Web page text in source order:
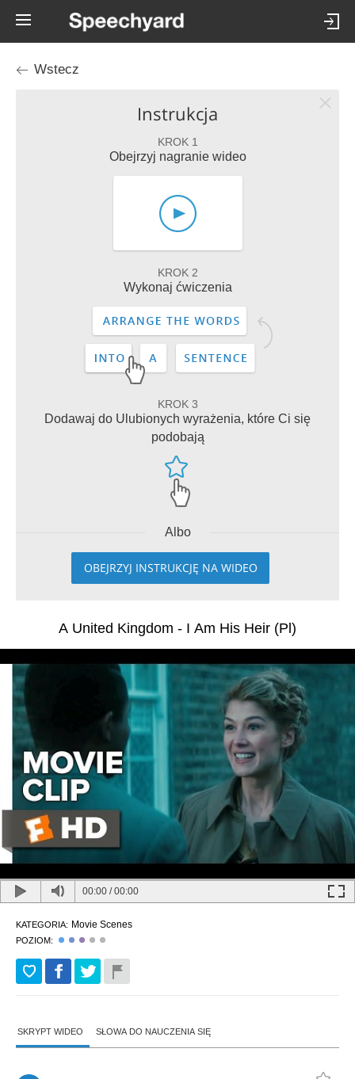
Wstecz
Instrukcja
KROK 1
Obejrzyj nagranie wideo
KROK 2
Wykonaj ćwiczenia
KROK 3
Dodawaj do Ulubionych wyrażenia, które Ci się
podobają
Albo
OBEJRZYJ INSTRUKCJĘ NA WIDEO
A United Kingdom - I Am His Heir (Pl)
00:00 /00:00
KATEGORIA: Movie Scenes
POZIOM:
SKRYPT WIDEO SŁOWA DO NAUCZENIA SIĘ